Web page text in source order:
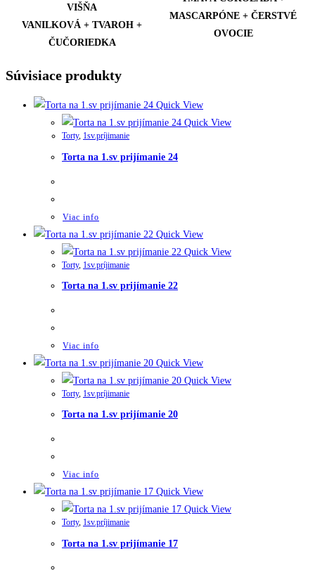
VIŠŇA
VANILKOVÁ + TVAROH +
ČUČORIEDKA
MASCARPÓNE + ČERSTVÉ
OVOCIE
Súvisiace produkty
Quick View
Quick View
Torty, 1sv.príjimanie
Torta na 1.sv prijímanie 24
Viac info
Quick View
Quick View
Torty, 1sv.príjimanie
Torta na 1.sv prijímanie 22
Viac info
Quick View
Quick View
Torty, 1sv.príjimanie
Torta na 1.sv prijímanie 20
Viac info
Quick View
Quick View
Torty, 1sv.príjimanie
Torta na 1.sv prijímanie 17